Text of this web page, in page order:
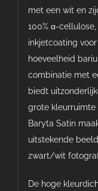
met een wit en
100% α-
inkjetcoating
hoeveelheid
combinatie met
biedt
grote kleurruimte
Baryta Satin
uitstekende
zwart/wit
De hoge